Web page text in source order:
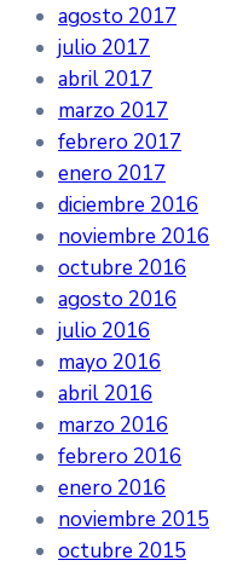
agosto 2017
julio 2017
abril 2017
marzo 2017
febrero 2017
enero 2017
diciembre 2016
noviembre 2016
octubre 2016
agosto 2016
julio 2016
mayo 2016
abril 2016
marzo 2016
febrero 2016
enero 2016
noviembre 2015
octubre 2015